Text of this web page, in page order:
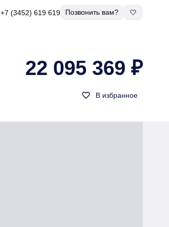
+7 (3452) 619 619 Позвонить вам?
22 095 369 ₽
favorite_border В избранное